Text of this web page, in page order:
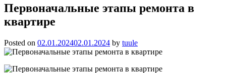
Первоначальные этапы ремонта в
квартире
Posted on 02.01.202402.01.2024 by tuule